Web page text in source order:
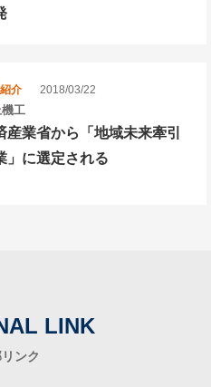
介 2018/03/22
工
産業省から「地域未来牽引
」に選定される
LINK
ンク